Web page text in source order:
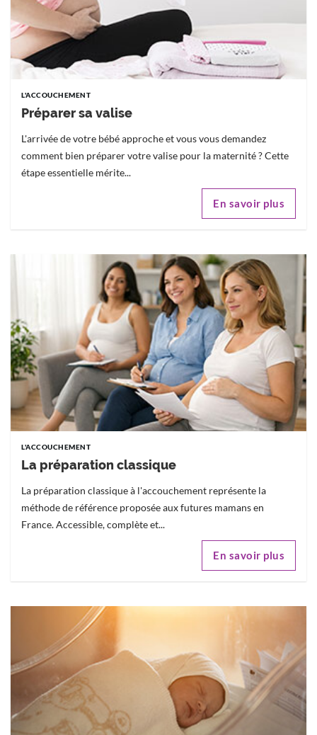
L'ACCOUCHEMENT
Préparer sa valise
L'arrivée de votre bébé approche et vous vous demandez
comment bien préparer votre valise pour la maternité ? Cette
étape essentielle mérite...
En savoir plus
L'ACCOUCHEMENT
La préparation classique
La préparation classique à l'accouchement représente la
méthode de référence proposée aux futures mamans en
France. Accessible, complète et...
En savoir plus